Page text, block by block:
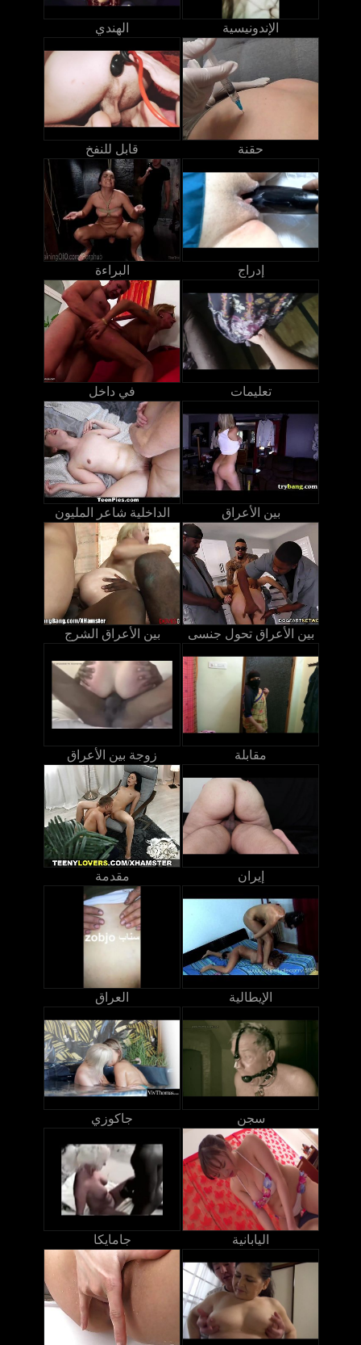
الهندي الإندونيسية
قابل للنفخ حقنة
البراءة إدراج
في داخل تعليمات
الداخلية شاعر المليون بين الأعراق
بين الأعراق الشرج بين الأعراق تحول جنسى
زوجة بين الأعراق مقابلة
مقدمة إيران
العراق الإيطالية
جاكوزي سجن
جامايكا اليابانية